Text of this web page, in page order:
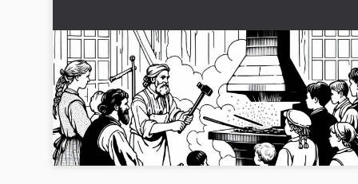
Børn ser smeden arbejde i værkstedet –
Malebillede industriel revolution gratis
Scene fra den industrielle revolution: Børn observerer en
smed i værkstedet. Download nu det gratis malebillede og
kolorér det online!...